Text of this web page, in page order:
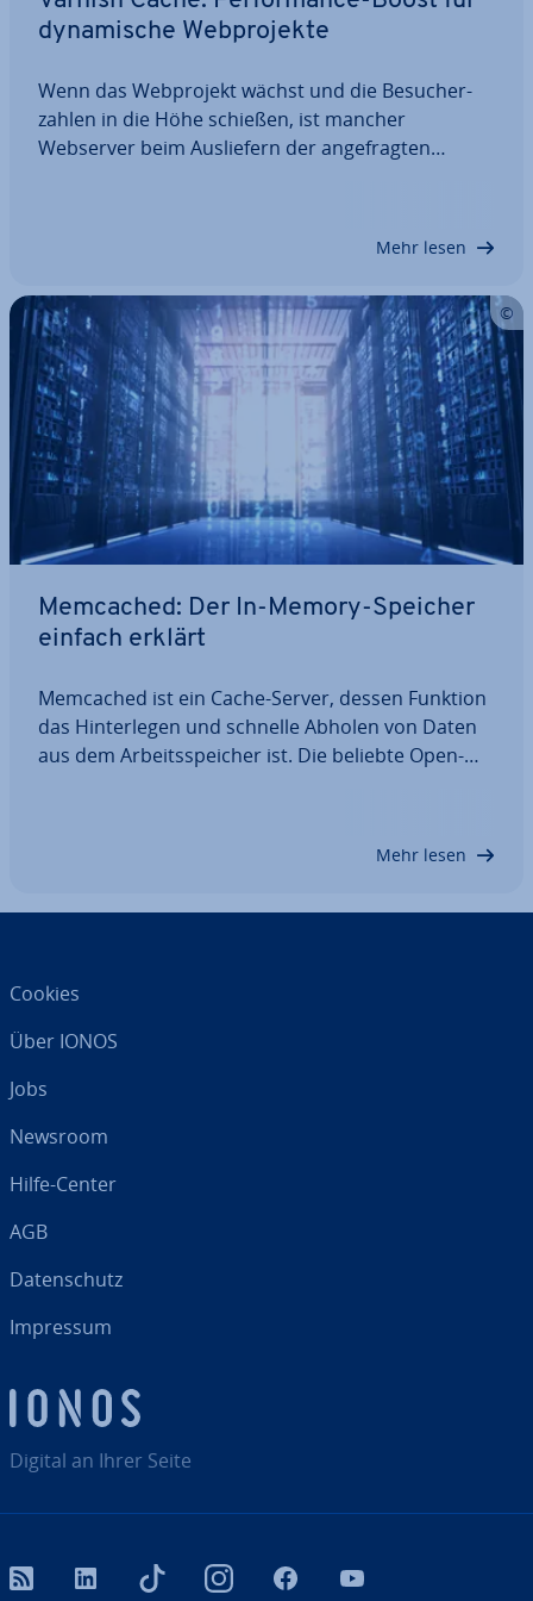
dy­na­mi­sche Web­pro­jek­te
Wenn das Web­pro­jekt wächst und die Be­su­cher­
zah­len in die Höhe schießen, ist mancher
Webserver beim Aus­lie­fern der an­ge­frag­ten
aber fi­nan­zi­ell nicht immer zu stemmen. Varnish
Mehr lesen
Memcached: Der In-Memory-Speicher
einfach erklärt
Memcached ist ein Cache-Server, dessen Funktion
das Hin­ter­le­gen und schnelle Abholen von Daten
aus dem Ar­beits­spei­cher ist. Die beliebte Open-
Mehr lesen
Digital an Ihrer Seite
Cookies
Über IONOS
Jobs
Newsroom
Hilfe-Center
AGB
Da­ten­schutz
Impressum
RSS LinkedIn tiktok InstagramFacebook